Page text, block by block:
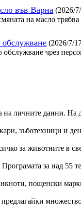
във Варна (2026/
на масло
(2026/7/
чрез
на личните данни. На
зъботехници и
за животните в
за над 55
пощенски